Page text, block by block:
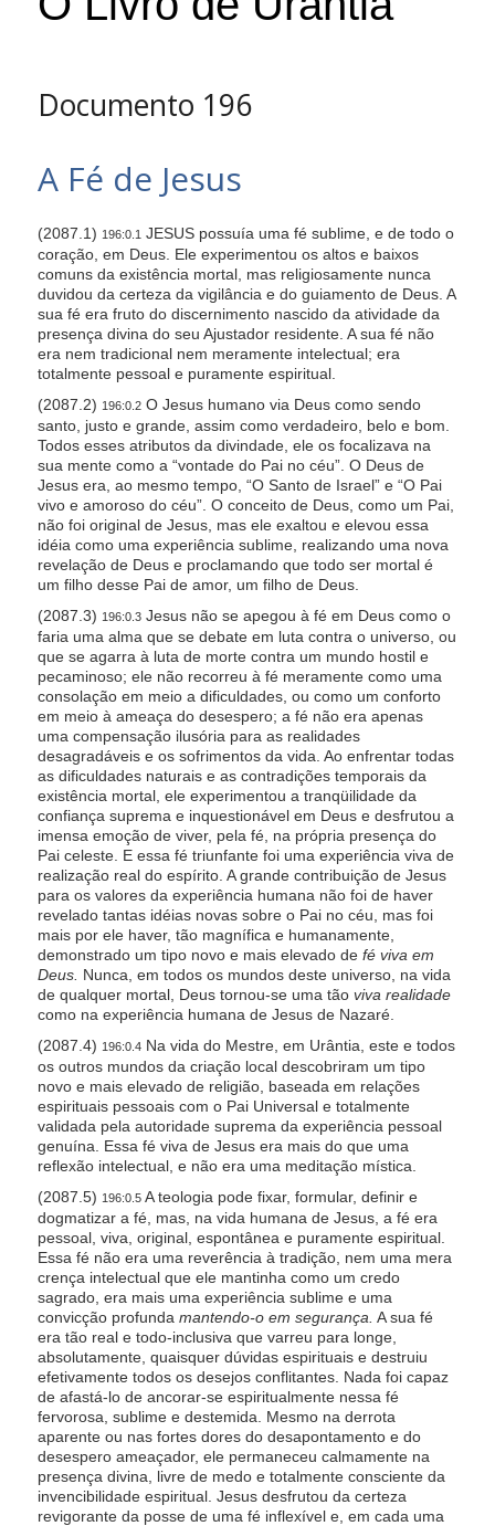
m
Documento 196
A Fé de Jesus
(2087.1) 196:0.1 JESUS possuía uma fé sublime, e de todo o
coração, em Deus. Ele experimentou os altos e baixos
comuns da existência mortal, mas religiosamente nunca
duvidou da certeza da vigilância e do guiamento de Deus. A
sua fé era fruto do discernimento nascido da atividade da
presença divina do seu Ajustador residente. A sua fé não
era nem tradicional nem meramente intelectual; era
totalmente pessoal e puramente espiritual.
(2087.2) 196:0.2O Jesus humano via Deus como sendo
santo, justo e grande, assim como verdadeiro, belo e bom.
Todos esses atributos da divindade, ele os focalizava na
sua mente como a “vontade do Pai no céu”. O Deus de
Jesus era, ao mesmo tempo, “O Santo de Israel” e “O Pai
vivo e amoroso do céu”. O conceito de Deus, como um Pai,
não foi original de Jesus, mas ele exaltou e elevou essa
idéia como uma experiência sublime, realizando uma nova
revelação de Deus e proclamando que todo ser mortal é
um filho desse Pai de amor, um filho de Deus.
(2087.3) 196:0.3Jesus não se apegou à fé em Deus como o
faria uma alma que se debate em luta contra o universo, ou
que se agarra à luta de morte contra um mundo hostil e
pecaminoso; ele não recorreu à fé meramente como uma
consolação em meio a dificuldades, ou como um conforto
em meio à ameaça do desespero; a fé não era apenas
uma compensação ilusória para as realidades
desagradáveis e os sofrimentos da vida. Ao enfrentar todas
as dificuldades naturais e as contradições temporais da
existência mortal, ele experimentou a tranqüilidade da
confiança suprema e inquestionável em Deus e desfrutou a
imensa emoção de viver, pela fé, na própria presença do
Pai celeste. E essa fé triunfante foi uma experiência viva de
realização real do espírito. A grande contribuição de Jesus
para os valores da experiência humana não foi de haver
revelado tantas idéias novas sobre o Pai no céu, mas foi
mais por ele haver, tão magnífica e humanamente,
demonstrado um tipo novo e mais elevado de fé viva em
Deus. Nunca, em todos os mundos deste universo, na vida
de qualquer mortal, Deus tornou-se uma tão viva realidade
como na experiência humana de Jesus de Nazaré.
(2087.4) 196:0.4Na vida do Mestre, em Urântia, este e todos
os outros mundos da criação local descobriram um tipo
novo e mais elevado de religião, baseada em relações
espirituais pessoais com o Pai Universal e totalmente
validada pela autoridade suprema da experiência pessoal
genuína. Essa fé viva de Jesus era mais do que uma
reflexão intelectual, e não era uma meditação mística.
(2087.5) 196:0.5A teologia pode fixar, formular, definir e
dogmatizar a fé, mas, na vida humana de Jesus, a fé era
pessoal, viva, original, espontânea e puramente espiritual.
Essa fé não era uma reverência à tradição, nem uma mera
crença intelectual que ele mantinha como um credo
sagrado, era mais uma experiência sublime e uma
convicção profunda mantendo-o em segurança. A sua fé
era tão real e todo-inclusiva que varreu para longe,
absolutamente, quaisquer dúvidas espirituais e destruiu
efetivamente todos os desejos conflitantes. Nada foi capaz
de afastá-lo de ancorar-se espiritualmente nessa fé
fervorosa, sublime e destemida. Mesmo na derrota
aparente ou nas fortes dores do desapontamento e do
desespero ameaçador, ele permaneceu calmamente na
presença divina, livre de medo e totalmente consciente da
invencibilidade espiritual. Jesus desfrutou da certeza
revigorante da posse de uma fé inflexível e, em cada uma